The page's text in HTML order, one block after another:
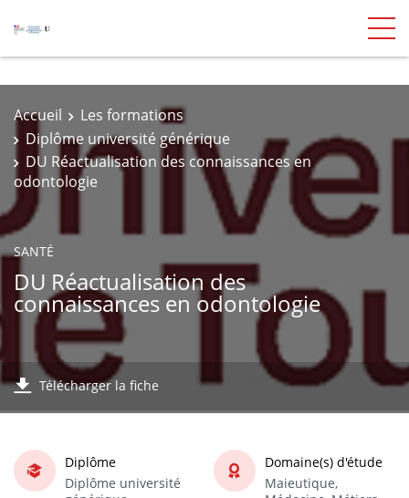
Accueil
Les formations
Diplôme université générique
DU Réactualisation des connaissances en
odontologie
SANTÉ
DU Réactualisation des
connaissances en odontologie
Télécharger la fiche
Diplôme
Diplôme université
Domaine(s) d'étude
Maieutique,